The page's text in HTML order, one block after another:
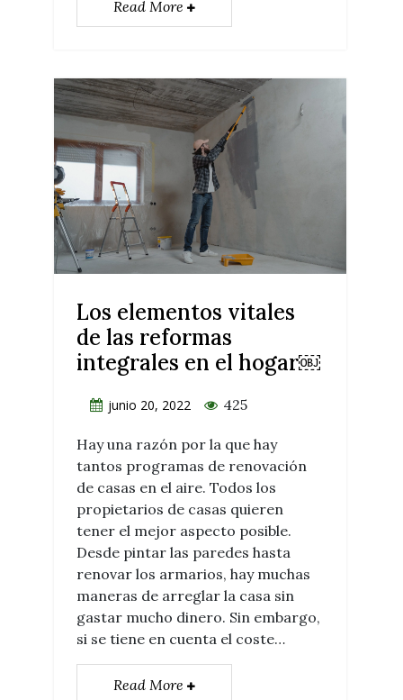
Read More
Los elementos vitales
de las reformas
integrales en el hogar￼
junio 20, 2022 425
Hay una razón por la que hay
tantos programas de renovación
de casas en el aire. Todos los
propietarios de casas quieren
tener el mejor aspecto posible.
Desde pintar las paredes hasta
renovar los armarios, hay muchas
maneras de arreglar la casa sin
gastar mucho dinero. Sin embargo,
si se tiene en cuenta el coste…
Read More